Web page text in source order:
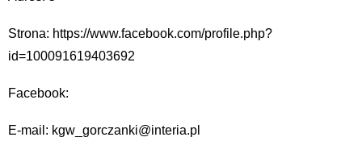
Strona: https://www.facebook.com/profile.php?
id=100091619403692
Facebook:
E-mail: kgw_gorczanki@interia.pl